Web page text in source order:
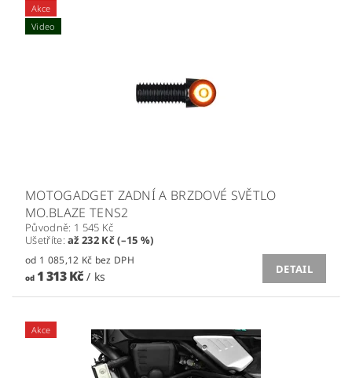
Akce
Video
MOTOGADGET ZADNÍ A BRZDOVÉ SVĚTLO
MO.BLAZE TENS2
Původně: 1 545 Kč
Ušetříte:až 232 Kč (–15 %)
od 1 085,12 Kč bez DPH
od1 313 Kč/ ks
DETAIL
Akce